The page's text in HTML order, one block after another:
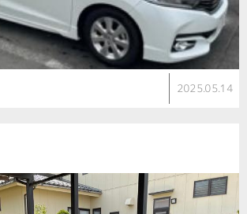
2025.05.14